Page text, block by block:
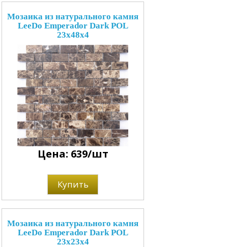
Мозаика из натурального камня
LeeDo Emperador Dark POL
23x48x4
Цена: 639/шт
Купить
Мозаика из натурального камня
LeeDo Emperador Dark POL
23x23x4